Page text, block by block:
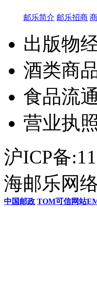
邮乐简介 邮乐招商
出版物
酒类商
食品流
营业执
沪ICP备
海邮乐网
中国邮政 TOM可信网站